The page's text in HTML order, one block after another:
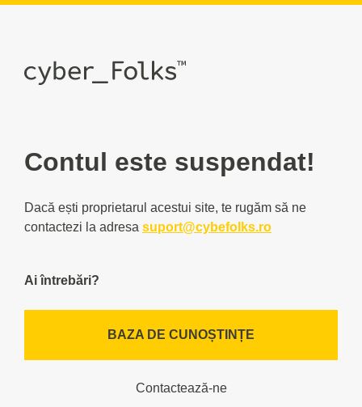
Contul este suspendat!
Dacă ești proprietarul acestui site, te rugăm să ne
contactezi la adresa suport@cybefolks.ro
Ai întrebări?
BAZA DE CUNOȘTINȚE
Contactează-ne